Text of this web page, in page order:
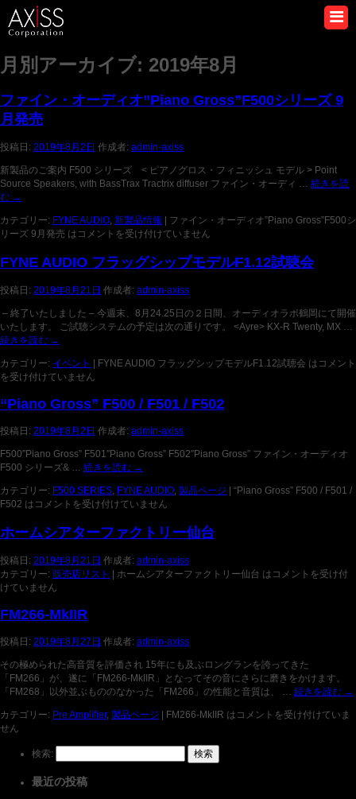
月別アーカイブ: 2019年8月
ファイン・オーディオ”Piano Gross”F500シリーズ 9
月発売
投稿日: 2019年8月2日 作成者: admin-axiss
新製品のご案内 F500 シリーズ < ピアノグロス・フィニッシュ モデル > Point
Source Speakers, with BassTrax Tractrix diffuser ファイン・オーディ … 続きを読
む →
カテゴリー: FYNE AUDIO, 新製品情報
ファイン・オーディオ”Piano Gross”F500シ
リーズ 9月発売 は コメントを受け付けていません
FYNE AUDIO フラッグシップモデルF1.12試聴会
投稿日: 2019年8月21日 作成者: admin-axiss
– 終了いたしました – 今週末、8月24.25日の２日間、オーディオラボ鶴岡にて開催
いたします。 ご試聴システムの予定は次の通りです。 <Ayre> KX-R Twenty, MX …
続きを読む →
カテゴリー: イベント FYNE AUDIO フラッグシップモデルF1.12試聴会 は コメント
を受け付けていません
“Piano Gross” F500 / F501 / F502
投稿日: 2019年8月2日 作成者: admin-axiss
F500″Piano Gross” F501″Piano Gross” F502″Piano Gross” ファイン・オーディオ
F500 シリーズ& … 続きを読む →
カテゴリー: F500 SERIES, FYNE AUDIO, 製品ページ | “Piano Gross” F500 / F501 /
F502 は コメントを受け付けていません
ホームシアターファクトリー仙台
投稿日: 2019年8月21日 作成者: admin-axiss
カテゴリー: 販売店リスト | ホームシアターファクトリー仙台 は コメントを受け付
けていません
FM266-MkIIR
投稿日: 2019年8月27日 作成者: admin-axiss
その極められた高音質を評価され 15年にも及ぶロングランを誇ってきた
「FM266」が、遂に「FM266-MkIIR」となってその音にさらに磨きをかけます。
「FM268」以外並ぶもののなかった「FM266」の性能と音質は、 … 続きを読む →
カテゴリー: Pre Amplifier, 製品ページ | FM266-MkIIR は コメントを受け付けていま
せん
検索:
最近の投稿